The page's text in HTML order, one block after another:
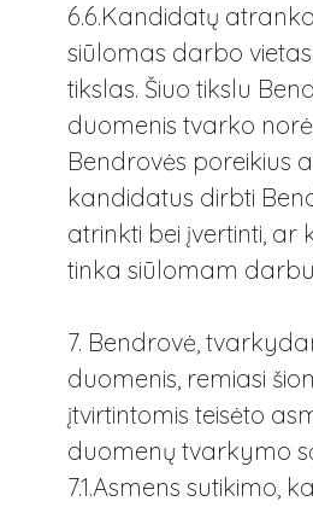
6.6.Kandidatų
siūlomas darbo
tikslas. Šiuo tikslu
duomenis tvarko
Bendrovės poreikius
kandidatus dirbti
atrinkti bei įvertinti, ar
tinka siūlomam
7. Bendrovė,
duomenis, remiasi
įtvirtintomis teisėto
duomenų tvarkymo
7.1.Asmens sutikimo,